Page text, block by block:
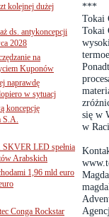
***
Tokai
Tokai
się w
w
kolejnej dużej
ds. antykoncepcji
2028
na
Kuponów
naprawdę
w sytuacj
koncepcję
S.A.
LED spełnia
Arabskich
1,96 mld euro
Conga Rockstar